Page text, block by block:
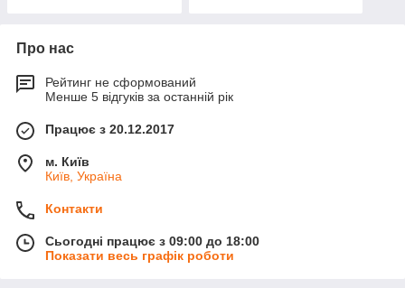
Про нас
Рейтинг не сформований
Менше 5 відгуків за останній рік
Працює з 20.12.2017
м. Київ
Київ, Україна
Контакти
Сьогодні працює з 09:00 до 18:00
Показати весь графік роботи